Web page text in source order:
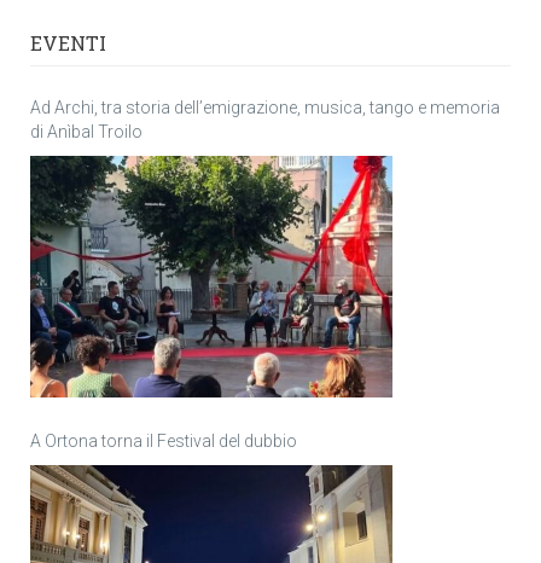
EVENTI
Ad Archi, tra storia dell’emigrazione, musica, tango e memoria
di Anìbal Troilo
A Ortona torna il Festival del dubbio